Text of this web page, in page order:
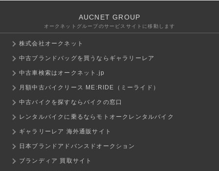
AUCNET GROUP
オークネットグループのサービスサイトに移動します
株式会社オークネット
中古ブランドバッグを買うならギャラリーレア
中古車検索はオークネット.jp
月額中古バイクリース ME:RIDE（ミーライド）
中古バイクを探すならバイクの窓口
レンタルバイクに乗るならモトオークレンタルバイク
ギャラリーレア 海外通販サイト
日本ブランドアドバンスドオークション
ブランディア 買取サイト